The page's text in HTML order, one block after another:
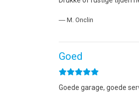
― M. Onclin
Goed
Goede garage, goede